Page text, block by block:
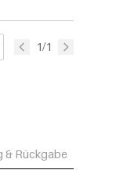
1/1
& Rückgabe